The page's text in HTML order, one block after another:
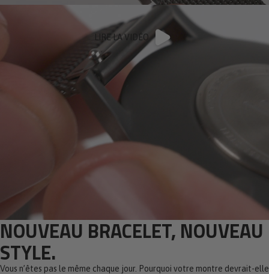
LIRE LA VIDÉO
NOUVEAU BRACELET, NOUVEAU
STYLE.
Vous n’êtes pas le même chaque jour. Pourquoi votre montre devrait-elle